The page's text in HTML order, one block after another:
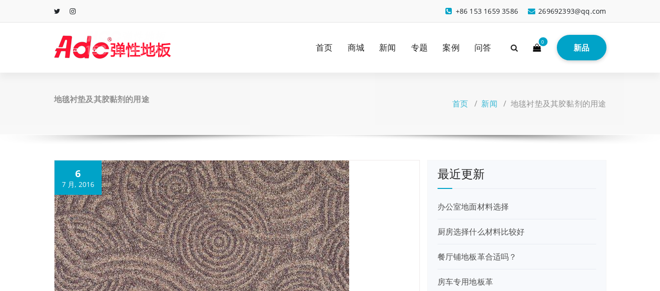
269692393@qq.com
+86 153 1659 3586
首页 商城 新闻 专题 案例 问答
0
新品
地毯衬垫及其胶黏剂的用途 首页 / 新闻 /地毯衬垫及其胶黏剂的用途
6
7 月, 2016
最近更新
办公室地面材料选择
厨房选择什么材料比较好
餐厅铺地板革合适吗？
房车专用地板革